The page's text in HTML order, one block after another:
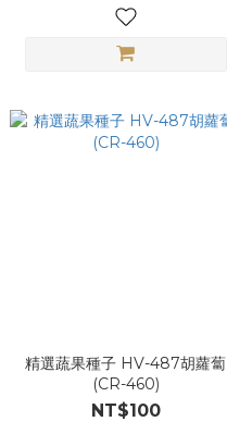
精選蔬果種子 HV-487胡蘿蔔
(CR-460)
NT$100